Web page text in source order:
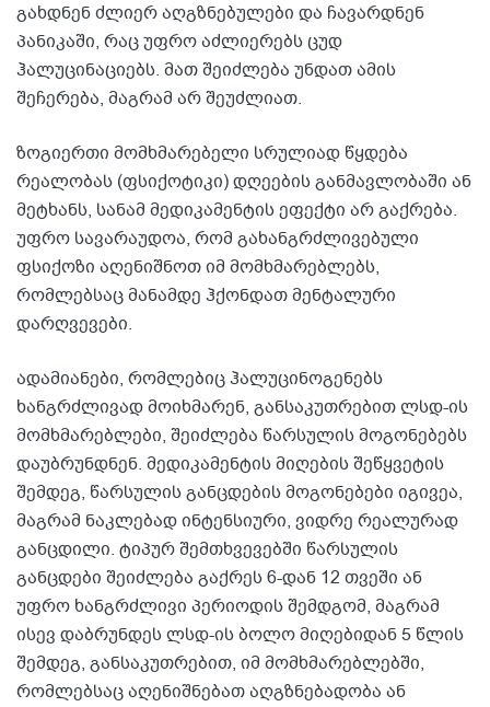
გახდნენ ძლიერ აღგზნებულები და ჩავარდნენ
პანიკაში, რაც უფრო აძლიერებს ცუდ
ჰალუცინაციებს. მათ შეიძლება უნდათ ამის
შეჩერება, მაგრამ არ შეუძლიათ.
ზოგიერთი მომხმარებელი სრულიად წყდება
რეალობას (ფსიქოტიკი) დღეების განმავლობაში ან
მეტხანს, სანამ მედიკამენტის ეფექტი არ გაქრება.
უფრო სავარაუდოა, რომ გახანგრძლივებული
ფსიქოზი აღენიშნოთ იმ მომხმარებლებს,
რომლებსაც მანამდე ჰქონდათ მენტალური
დარღვევები.
ადამიანები, რომლებიც ჰალუცინოგენებს
ხანგრძლივად მოიხმარენ, განსაკუთრებით ლსდ-ის
მომხმარებლები, შეიძლება წარსულის მოგონებებს
დაუბრუნდნენ. მედიკამენტის მიღების შეწყვეტის
შემდეგ, წარსულის განცდების მოგონებები იგივეა,
მაგრამ ნაკლებად ინტენსიური, ვიდრე რეალურად
განცდილი. ტიპურ შემთხვევებში წარსულის
განცდები შეიძლება გაქრეს 6-დან 12 თვეში ან
უფრო ხანგრძლივი პერიოდის შემდგომ, მაგრამ
ისევ დაბრუნდეს ლსდ-ის ბოლო მიღებიდან 5 წლის
შემდეგ, განსაკუთრებით, იმ მომხმარებლებში,
რომლებსაც აღენიშნებათ აღგზნებადობა ან